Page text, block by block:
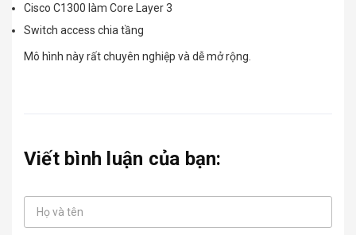
Cisco C1300 làm Core Layer 3
Switch access chia tầng
Mô hình này rất chuyên nghiệp và dễ mở rộng.
Viết bình luận của bạn: